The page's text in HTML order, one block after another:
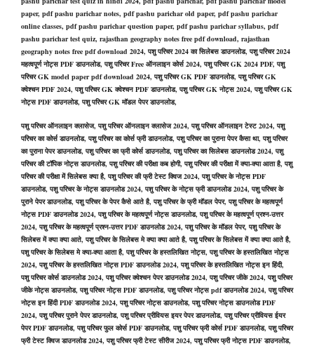
paper, pdf pashu parichar notes, pdf pashu parichar old paper, pdf pashu parichar
online classes, pdf pashu parichar question paper, pdf pashu parichar syllabus, pdf
pashu parichar test quiz, rajasthan geography notes free pdf download, rajasthan
geography notes free pdf download 2024, पशु परिचर 2024 का सिलेबस डाउनलोड, पशु परिचर 2024
महत्वपूर्ण नोट्स PDF डाउनलोड, पशु परिचर Free ऑनलाइन कोर्स 2024, पशु परिचर GK 2024 PDF, पशु
परिचर GK model paper pdf download 2024, पशु परिचर GK PDF डाउनलोड, पशु परिचर GK
क्वेश्चन PDF 2024, पशु परिचर GK क्वेश्चन PDF डाउनलोड, पशु परिचर GK नोट्स 2024, पशु परिचर GK
नोट्स PDF डाउनलोड, पशु परिचर GK मॉडल पेपर डाउनलोड,
पशु परिचर ऑनलाइन क्लासेज, पशु परिचर ऑनलाइन क्लासेज 2024, पशु परिचर ऑनलाइन टेस्ट 2024, पशु
परिचर का कोर्स डाउनलोड, पशु परिचर का कोर्स फ्री डाउनलोड, पशु परिचर का पुराना पेपर कैसा था, पशु परिचर
का पुराना पेपर डाउनलोड, पशु परिचर का फ्री कोर्स डाउनलोड, पशु परिचर का सिलेबस डाउनलोड 2024, पशु
परिचर की टॉपिक नोट्स डाउनलोड, पशु परिचर की परीक्षा कब होगी, पशु परिचर की परीक्षा में क्या-क्या आता है, पशु
परिचर की परीक्षा में सिलेबस क्या है, पशु परिचर की फ्री टेस्ट क्विज 2024, पशु परिचर के नोट्स PDF
डाउनलोड, पशु परिचर के नोट्स डाउनलोड 2024, पशु परिचर के नोट्स फ्री डाउनलोड 2024, पशु परिचर के
पुराने पेपर डाउनलोड, पशु परिचर के पेपर कैसे आते है, पशु परिचर के फ्री मॉडल पेपर, पशु परिचर के महत्वपूर्ण
नोट्स PDF डाउनलोड 2024, पशु परिचर के महत्वपूर्ण नोट्स डाउनलोड, पशु परिचर के महत्वपूर्ण प्रश्न-उत्तर
2024, पशु परिचर के महत्वपूर्ण प्रश्न-उत्तर PDF डाउनलोड 2024, पशु परिचर के मॉडल पेपर, पशु परिचर के
सिलेबस में क्या क्या आते, पशु परिचर के सिलेबस मे क्या क्या आते है, पशु परिचर के सिलेबस में क्या क्या आते है,
पशु परिचर के सिलेबस मे क्या-क्या आता है, पशु परिचर के हस्तलिखित नोट्स, पशु परिचर के हस्तलिखित नोट्स
2024, पशु परिचर के हस्तलिखित नोट्स PDF डाउनलोड 2024, पशु परिचर के हस्तलिखित नोट्स इन हिंदी,
पशु परिचर कोर्स डाउनलोड 2024, पशु परिचर क्वेश्चन पेपर डाउनलोड 2024, पशु परिचर जीके 2024, पशु परिचर
जीके नोट्स डाउनलोड, पशु परिचर नोट्स PDF डाउनलोड, पशु परिचर नोट्स pdf डाउनलोड 2024, पशु परिचर
नोट्स इन हिंदी PDF डाउनलोड 2024, पशु परिचर नोट्स डाउनलोड, पशु परिचर नोट्स डाउनलोड PDF
2024, पशु परिचर पुराने पेपर डाउनलोड, पशु परिचर प्रीवियस इयर पेपर डाउनलोड, पशु परिचर प्रीवियस ईयर
पेपर PDF डाउनलोड, पशु परिचर फुल कोर्स PDF डाउनलोड, पशु परिचर फ्री कोर्स PDF डाउनलोड, पशु परिचर
फ्री टेस्ट क्विज डाउनलोड 2024, पशु परिचर फ्री टेस्ट सीरीज 2024, पशु परिचर फ्री नोट्स PDF डाउनलोड,